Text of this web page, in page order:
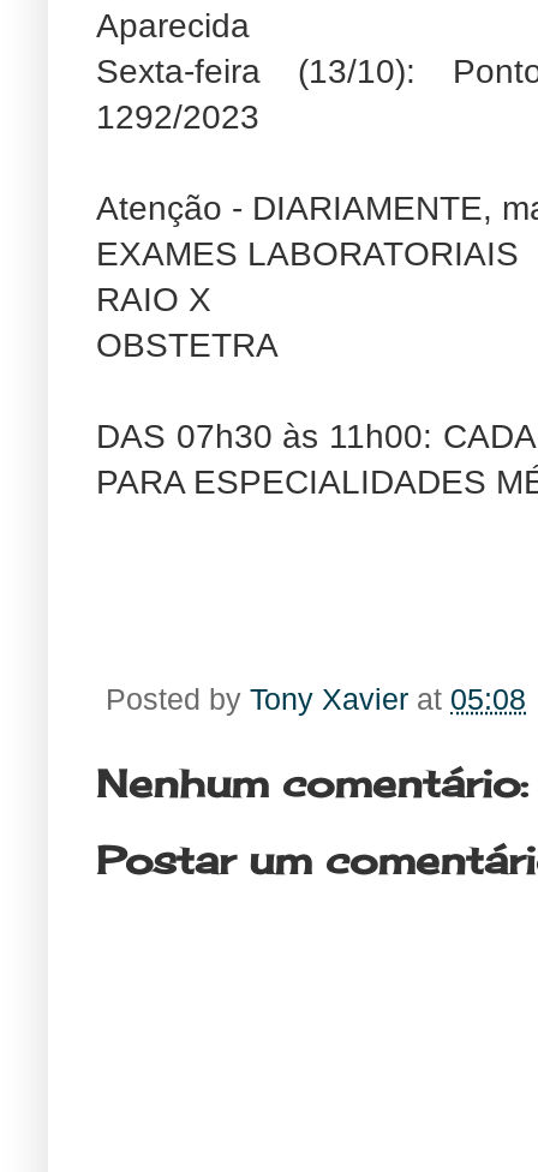
Aparecida
Sexta-feira (13/10):
1292/2023
Atenção - DIARIAMENTE,
EXAMES LABORATORIAIS
RAIO X
OBSTETRA
DAS 07h30 às 11h00:
PARA ESPECIALIDADES
Posted by Tony Xavier at 05:08
Nenhum comentário:
Postar um